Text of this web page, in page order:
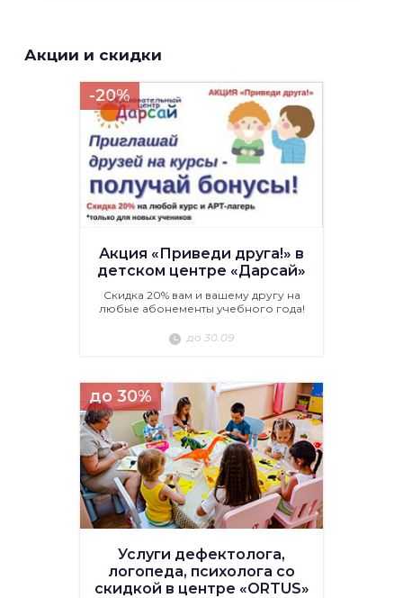
Акции и скидки
-20%
Акция «Приведи друга!» в
детском центре «Дарсай»
Скидка 20% вам и вашему другу на
любые абонементы учебного года!
до 30.09
до 30%
Услуги дефектолога,
логопеда, психолога со
скидкой в центре «ORTUS»